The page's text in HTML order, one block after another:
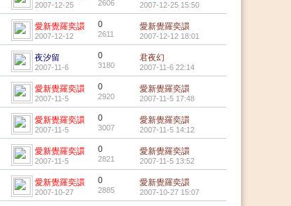
2007-12-25 2606 2007-12-25 15:50
愛新覺羅奕譞
2007-12-12
0
2611
愛新覺羅奕譞
2007-12-12 18:01
夜汐留
2007-11-6
0
3180
君夜幻
2007-11-6 22:14
愛新覺羅奕譞
2007-11-5
0
2920
愛新覺羅奕譞
2007-11-5 17:48
愛新覺羅奕譞
2007-11-5
0
3007
愛新覺羅奕譞
2007-11-5 14:12
愛新覺羅奕譞
2007-11-5
0
2821
愛新覺羅奕譞
2007-11-5 13:52
愛新覺羅奕譞
2007-10-27
0
2885
愛新覺羅奕譞
2007-10-27 15:07